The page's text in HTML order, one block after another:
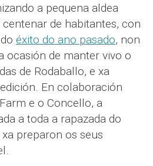
a pequena aldea
de habitantes, con
éxito do ano pasado, non
ocasión de manter vivo o
de Rodaballo, e xa
En colaboración
e o Concello, a
a toda a rapazada do
preparon os seus